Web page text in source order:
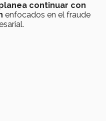
continuar con
enfocados en el fraude